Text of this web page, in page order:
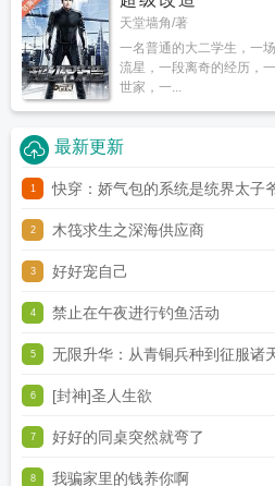
天堂墙角/著
一名普通的大二学生，一
流星，一段离奇的经历，
世家，一...
最新更新
1 快穿：娇气包的系统是统界太子
2 木筏求生之深海供应商
3 好好宠自己
4 禁止在午夜进行钓鱼活动
5 无限升华：从青铜兵种到征服诸
6 [封神]圣人生欲
7 好好的同桌突然就弯了
8 我骗家里的钱养你啊